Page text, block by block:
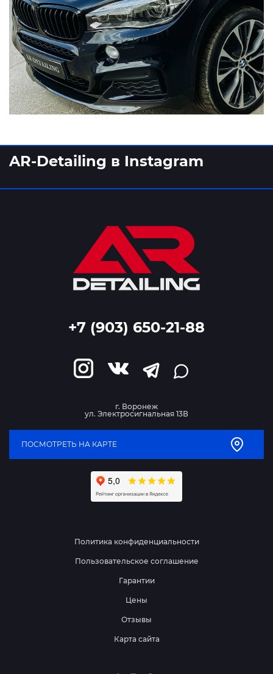
AR-Detailing в Instagram
+7 (903) 650-21-88
г. Воронеж
ул. Электросигнальная 13В
ПОСМОТРЕТЬ НА КАРТЕ
Политика конфиденциальности
Пользовательское соглашение
Гарантии
Цены
Отзывы
Карта сайта